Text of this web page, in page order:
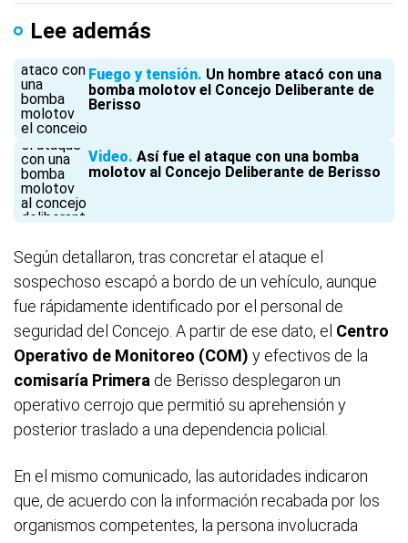
Lee además
Fuego y tensión Un hombre atacó con una
bomba molotov el Concejo Deliberante de
Berisso
Video Así fue el ataque con una bomba
molotov al Concejo Deliberante de Berisso
Según detallaron, tras concretar el ataque el
sospechoso escapó a bordo de un vehículo, aunque
fue rápidamente identificado por el personal de
seguridad del Concejo. A partir de ese dato, el Centro
Operativo de Monitoreo (COM) y efectivos de la
comisaría Primera de Berisso desplegaron un
operativo cerrojo que permitió su aprehensión y
posterior traslado a una dependencia policial.
En el mismo comunicado, las autoridades indicaron
que, de acuerdo con la información recabada por los
organismos competentes, la persona involucrada